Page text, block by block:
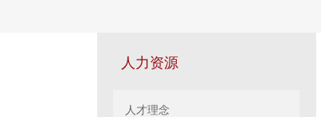
人力资源
人才理念